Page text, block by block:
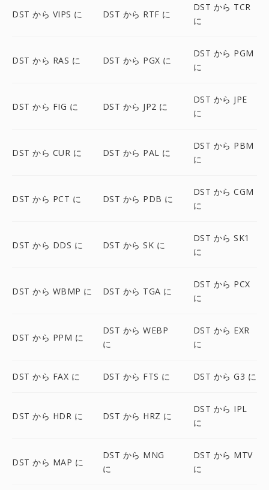
DST から VIPS に DST から RTF に
DST から TCR
に
DST から RAS に DST から PGX に
DST から PGM
に
DST から FIG に DST から JP2 に
DST から JPE
に
DST から CUR に DST から PAL に
DST から PBM
に
DST から PCT に DST から PDB に
DST から CGM
に
DST から DDS に DST から SK に
DST から SK1
に
DST から WBMP に DST から TGA に
DST から PCX
に
DST から PPM に
DST から WEBP
に
DST から EXR
に
DST から FAX に DST から FTS に DST から G3 に
DST から HDR に DST から HRZ に
DST から IPL
に
DST から MAP に
DST から MNG
に
DST から MTV
に